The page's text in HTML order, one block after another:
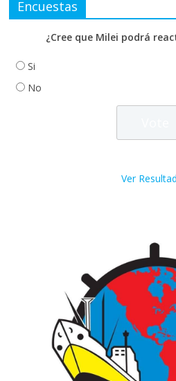
Encuestas
¿Cree que Milei podrá
Si
No
Ver